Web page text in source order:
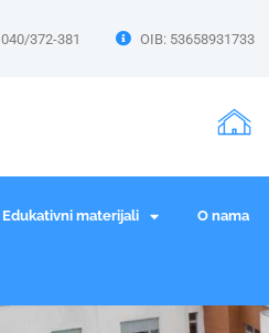
040/372-381 OIB: 53658931733
Edukativni materijali O nama